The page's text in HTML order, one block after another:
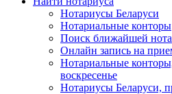
Нотариусы Беларуси
Нотариальные конторы
Поиск ближайшей
Онлайн запись на
Нотариальные
воскресенье
Нотариусы Беларуси,